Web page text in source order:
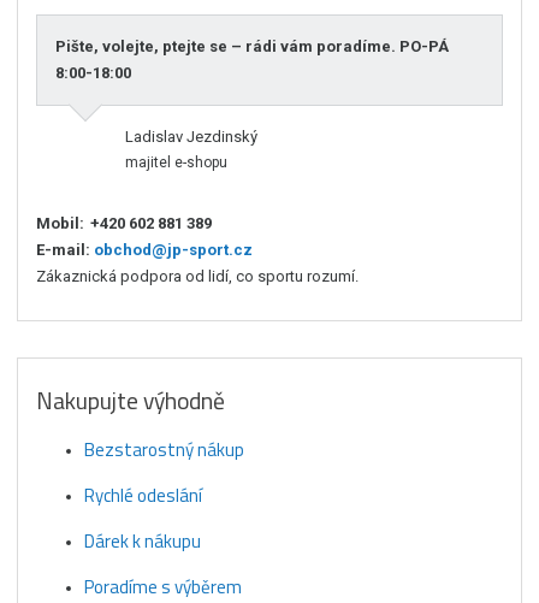
Pište, volejte, ptejte se – rádi vám poradíme. PO-PÁ
8:00-18:00
Ladislav Jezdinský
majitel e-shopu
Mobil: +420 602 881 389
E-mail: obchod@jp-sport.cz
Zákaznická podpora od lidí, co sportu rozumí.
Nakupujte výhodně
Bezstarostný nákup
Rychlé odeslání
Dárek k nákupu
Poradíme s výběrem